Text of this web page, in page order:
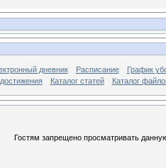
дневник Расписание
График
Каталог статей Каталог
Гостям запрещено просматривать